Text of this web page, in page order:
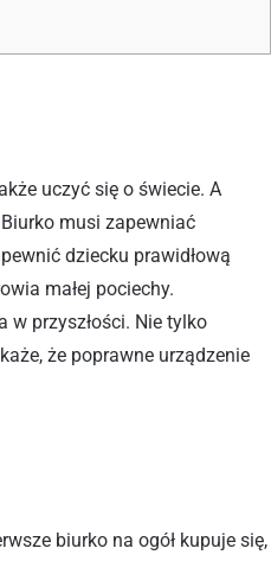
uczyć się o świecie. A
musi zapewniać
dziecku prawidłową
małej pociechy.
w przyszłości. Nie tylko
że poprawne urządzenie
biurko na ogół kupuje się,